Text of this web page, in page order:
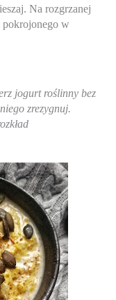
Na rozgrzanej
pokrojonego w
jogurt roślinny bez
zrezygnuj.